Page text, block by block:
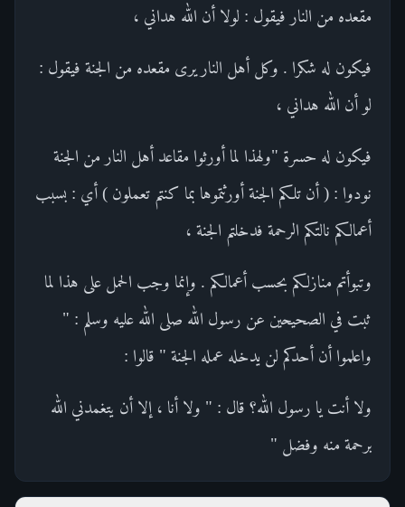
مقعده من النار فيقول : لولا أن الله هداني ،
فيكون له شكرا . وكل أهل النار يرى مقعده من الجنة فيقول :
لو أن الله هداني ،
فيكون له حسرة "ولهذا لما أورثوا مقاعد أهل النار من الجنة
نودوا : ( أن تلكم الجنة أورثتموها بما كنتم تعملون ) أي : بسبب
أعمالكم نالتكم الرحمة فدخلتم الجنة ،
وتبوأتم منازلكم بحسب أعمالكم . وإنما وجب الحمل على هذا لما
ثبت في الصحيحين عن رسول الله صلى الله عليه وسلم : "
واعلموا أن أحدكم لن يدخله عمله الجنة " قالوا :
ولا أنت يا رسول الله؟ قال : " ولا أنا ، إلا أن يتغمدني الله
برحمة منه وفضل "